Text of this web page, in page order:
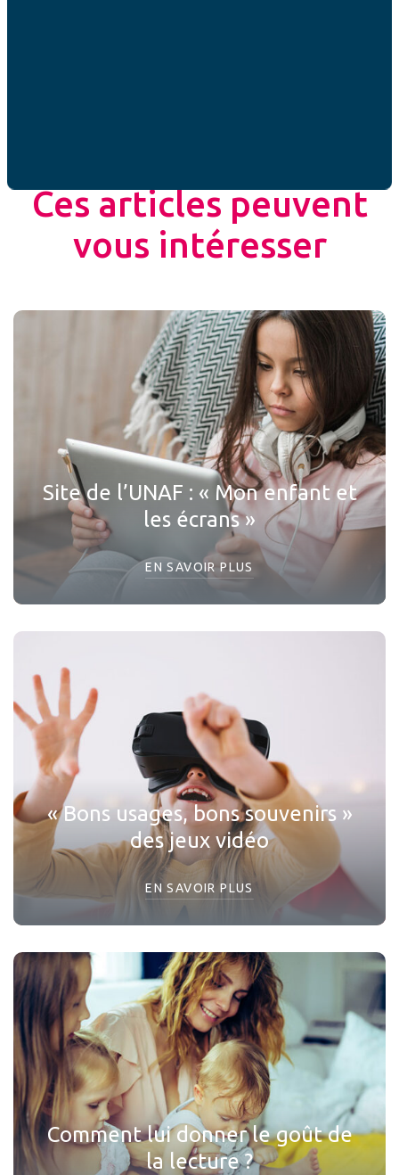
Ces articles peuvent
vous intéresser
Site de l’UNAF : « Mon enfant et
les écrans »
EN SAVOIR PLUS
« Bons usages, bons souvenirs »
des jeux vidéo
EN SAVOIR PLUS
Comment lui donner le goût de
la lecture ?